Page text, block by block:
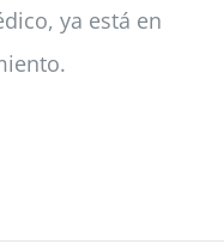
ya está en